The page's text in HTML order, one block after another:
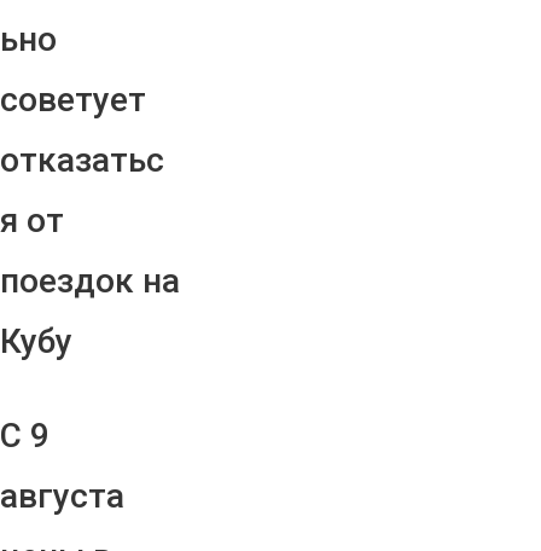
ьно
советует
отказатьс
я от
поездок на
Кубу
С 9
августа